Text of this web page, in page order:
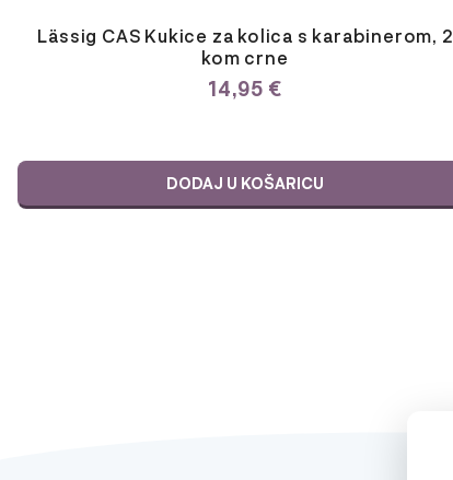
Lässig CAS Kukice za kolica s karabinerom, 2
kom crne
14,95 €
DODAJ U KOŠARICU